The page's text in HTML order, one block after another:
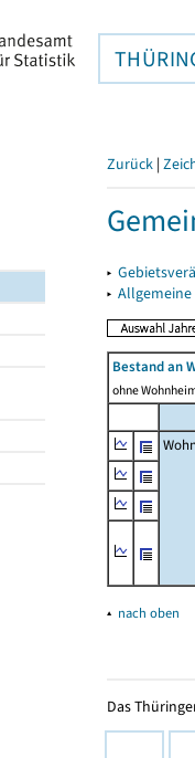
Zurück |
▸
▸
Bestand an
ohne
▴ nach oben
Das